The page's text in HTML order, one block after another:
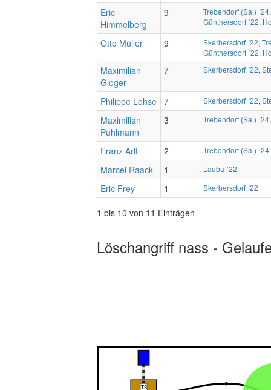
Eric
Himmelberg
9 Trebendorf (Sa.) ´24
Günthersdorf ´22,
Otto Müller 9 Skerbersdorf ´22,
Günthersdorf ´22,
Maximilian
Gloger
7 Skerbersdorf ´22,
Philippe Lohse 7 Skerbersdorf ´22,
Maximilian
Puhlmann
3 Trebendorf (Sa.) ´24
Franz Arlt 2 Trebendorf (Sa.) ´24
Marcel Raack 1 Lauba ´22
Eric Frey 1 Skerbersdorf ´22
1 bis 10 von 11 Einträgen
Löschangriff nass -